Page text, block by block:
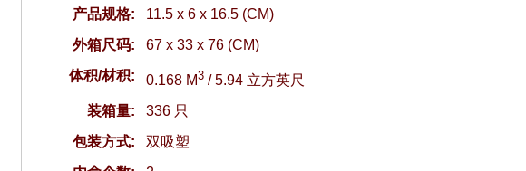
产品规格:
11.5 x 6 x 16.5 (CM)
外箱尺码:
67 x 33 x 76 (CM)
体积/材积:
0.168 M3 / 5.94 立方英尺
装箱量:
336 只
包装方式:
双吸塑